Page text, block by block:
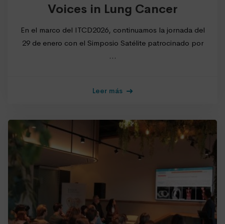
Voices in Lung Cancer
En el marco del ITCD2026, continuamos la jornada del
29 de enero con el Simposio Satélite patrocinado por
…
Leer más